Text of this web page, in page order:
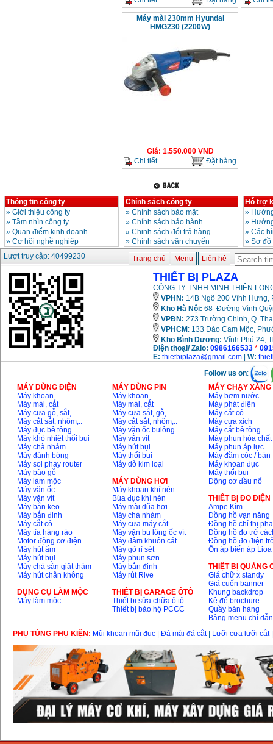
Máy mài 230mm Hyundai
HMG230 (2200W)
Giá: 1.550.000VND
Chi tiết
Đặt hàng
Thông tin công ty
» Giới thiệu công ty
» Tầm nhìn công ty
» Quan điểm kinh doanh
» Cơ hội nghề nghiệp
Chính sách công ty
» Chính sách bảo mật
» Chính sách bảo hành
» Chinh sách đổi trả hàng
» Chính sách vận chuyển
Hỗ trợ
»
»
» Các
» Sơ
Lượt truy cập: 40499230
Trang chủ Menu Liên hệ
THIẾT BỊ PLAZA
CÔNG TY TNHH MINH THIÊN
VPHN: 14B Ngõ 200 Vĩnh Hưng,
Kho Hà Nội: 68 Đường Vĩnh
VPĐN: 273 Trường Chinh, Q.
VPHCM : 133 Đào Cam Mộc,
Kho Bình Dương: Vĩnh Phú 24,
Điện thoại/ Zalo: 0986166533 *
E: thietbiplaza@gmail.com W:
Follow us on:
MÁY DÙNG ĐIỆN
Máy khoan
Máy mài, cắt
Máy cưa gỗ, sắt,..
Máy cắt sắt, nhôm,..
Máy đục bê tông
Máy khò nhiệt thổi bụi
Máy chà nhám
Máy đánh bóng
Máy soi phay router
Máy bào gỗ
Máy làm mộc
Máy vặn ốc
Máy vặn vít
Máy bắn keo
Máy bắn đinh
Máy cắt cỏ
Máy tỉa hàng rào
Motor động cơ điện
Máy hút ẩm
Máy hút bụi
Máy chà sàn giặt thảm
Máy hút chân không
DỤNG CỤ LÀM MỘC
Máy làm mộc
MÁY DÙNG PIN
Máy khoan
Máy mài, cắt
Máy cưa sắt, gỗ,..
Máy cắt sắt, nhôm,..
Máy vặn ốc bulông
Máy vặn vít
Máy hút bụi
Máy thổi bụi
Máy dò kim loại
MÁY DÙNG HƠI
Máy khoan khí nén
Búa đục khí nén
Máy mài dũa hơi
Máy chà nhám
Máy cưa máy cắt
Máy vặn bu lông ốc vít
Máy đầm khuôn cát
Máy gõ rỉ sét
Máy phun sơn
Máy bắn đinh
Máy rút Rive
THIÊT BỊ GARAGE ÔTÔ
Thiết bị sửa chữa ô tô
Thiết bị bảo hộ PCCC
MÁY CHẠY
Máy bơm nước
Máy phát điện
Máy cắt cỏ
Máy cưa xích
Máy cắt bê tông
Máy phun hóa chất
Máy phun áp lực
Máy đầm cóc / bàn
Máy khoan đục
Máy thổi bụi
Động cơ đầu nổ
THIÊT BỊ ĐO ĐIỆN
Ampe Kìm
Đồng hồ vạn năng
Đồng hồ chỉ thị pha
Đồng hồ đo trở
Đồng hồ đo điện
Ổn áp biến áp Lioa
THIỆT BỊ QUẢNG
Giá chữ x standy
Giá cuốn banner
Khung backdrop
Kệ để brochure
Quầy bán hàng
Bảng menu chỉ dẫn
PHỤ TÙNG PHỤ KIỆN: Mũi khoan mũi đục Đá mài đá cắt| Lưỡi cưa lưỡi cắt